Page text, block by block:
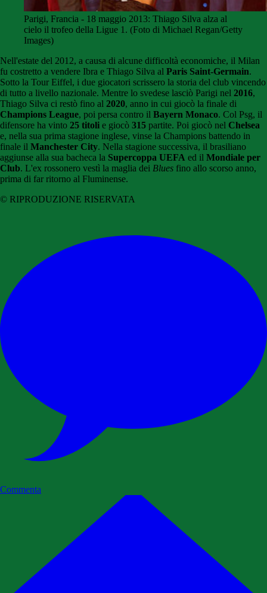
Parigi, Francia - 18 maggio 2013: Thiago Silva alza al
cielo il trofeo della Ligue 1. (Foto di Michael Regan/Getty
Images)
Nell'estate del 2012, a causa di alcune difficoltà economiche, il Milan
fu costretto a vendere Ibra e Thiago Silva al Paris Saint-Germain.
Sotto la Tour Eiffel, i due giocatori scrissero la storia del club vincendo
di tutto a livello nazionale. Mentre lo svedese lasciò Parigi nel 2016,
Thiago Silva ci restò fino al 2020, anno in cui giocò la finale di
Champions League, poi persa contro il Bayern Monaco. Col Psg, il
difensore ha vinto 25 titoli e giocò 315 partite. Poi giocò nel Chelsea
e, nella sua prima stagione inglese, vinse la Champions battendo in
finale il Manchester City. Nella stagione successiva, il brasiliano
aggiunse alla sua bacheca la Supercoppa UEFA ed il Mondiale per
Club. L'ex rossonero vestì la maglia dei Blues fino allo scorso anno,
prima di far ritorno al Fluminense.
© RIPRODUZIONE RISERVATA
Commenta